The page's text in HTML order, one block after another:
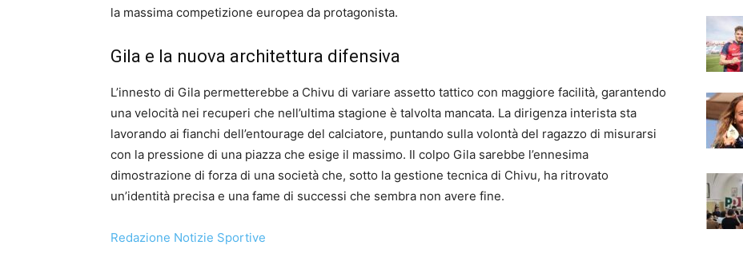
la massima competizione europea da protagonista.
Gila e la nuova architettura difensiva
L’innesto di Gila permetterebbe a Chivu di variare assetto tattico con maggiore facilità, garantendo
una velocità nei recuperi che nell’ultima stagione è talvolta mancata. La dirigenza interista sta
lavorando ai fianchi dell’entourage del calciatore, puntando sulla volontà del ragazzo di misurarsi
con la pressione di una piazza che esige il massimo. Il colpo Gila sarebbe l’ennesima
dimostrazione di forza di una società che, sotto la gestione tecnica di Chivu, ha ritrovato
un’identità precisa e una fame di successi che sembra non avere fine.
Redazione Notizie Sportive